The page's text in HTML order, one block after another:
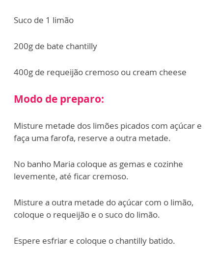
Suco de 1 limão
200g de bate chantilly
400g de requeijão cremoso ou cream cheese
Modo de preparo:
Misture metade dos limões picados com açúcar e
faça uma farofa, reserve a outra metade.
No banho Maria coloque as gemas e cozinhe
levemente, até ficar cremoso.
Misture a outra metade do açúcar com o limão,
coloque o requeijão e o suco do limão.
Espere esfriar e coloque o chantilly batido.